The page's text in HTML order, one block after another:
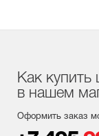
Как
в нашем
Оформить заказ